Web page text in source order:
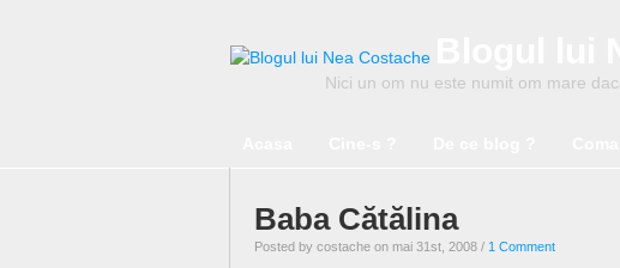
Nici un om nu este numit om mare
Baba Cătălina
Posted by costache on mai 31st, 2008 / 1 Comment